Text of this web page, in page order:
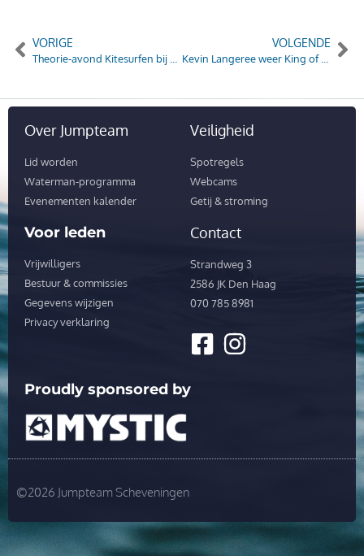
VORIGE VOLGENDE
Over Jumpteam
Lid worden
Waterman-programma
Evenementen kalender
Veiligheid
Spotregels
Webcams
Getij & stroming
Voor leden
Vrijwilligers
Bestuur & commissies
Gegevens wijzigen
Privacy verklaring
Contact
Strandweg 3
2586 JK Den Haag
070 785 8981
Proudly sponsored by
©2026 Jumpteam Scheveningen